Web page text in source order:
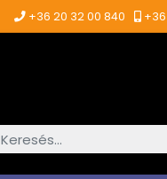
+36 20 32 00 840
Keresés...